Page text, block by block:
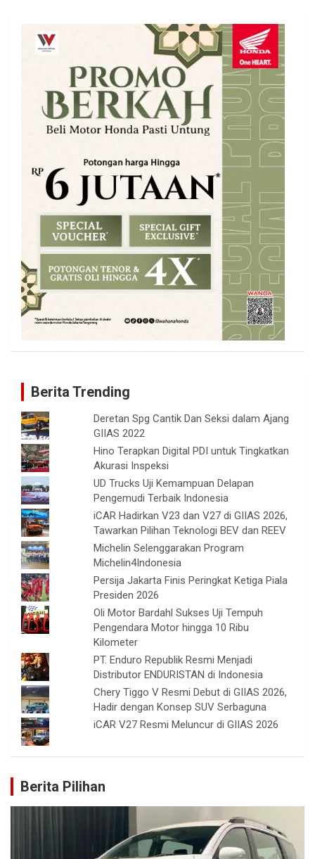
Berita Trending
Deretan Spg Cantik Dan Seksi dalam Ajang
GIIAS 2022
Hino Terapkan Digital PDI untuk Tingkatkan
Akurasi Inspeksi
UD Trucks Uji Kemampuan Delapan
Pengemudi Terbaik Indonesia
iCAR Hadirkan V23 dan V27 di GIIAS 2026,
Tawarkan Pilihan Teknologi BEV dan REEV
Michelin Selenggarakan Program
Michelin4Indonesia
Persija Jakarta Finis Peringkat Ketiga Piala
Presiden 2026
Oli Motor Bardahl Sukses Uji Tempuh
Pengendara Motor hingga 10 Ribu
Kilometer
PT. Enduro Republik Resmi Menjadi
Distributor ENDURISTAN di Indonesia
Chery Tiggo V Resmi Debut di GIIAS 2026,
Hadir dengan Konsep SUV Serbaguna
iCAR V27 Resmi Meluncur di GIIAS 2026
Berita Pilihan